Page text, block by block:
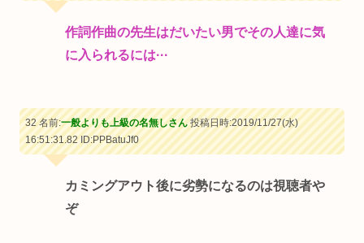
作詞作曲の先生はだいたい男でその人達に気
に入られるには···
32 名前:一般よりも上級の名無しさん投稿日時:2019/11/27(水)
16:51:31.82ID:PPBatuJf0
カミングアウト後に劣勢になるのは視聴者や
ぞ